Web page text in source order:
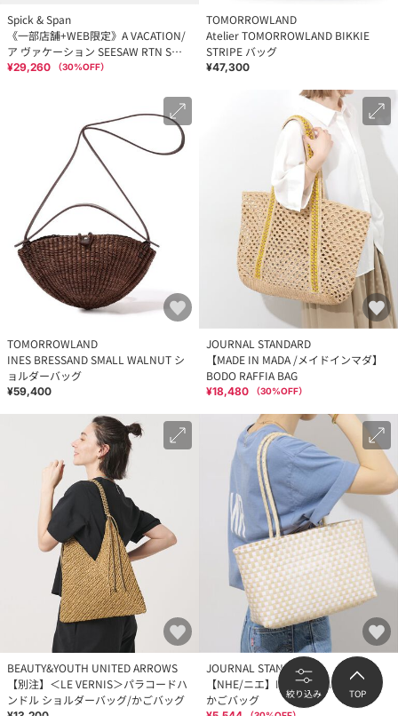
Spick & Span
《一部店舗+WEB限定》A VACATION/
ア ヴァケーション SEESAW RTN S
OFF WHITE
¥29,260 （30%OFF）
TOMORROWLAND
Atelier TOMORROWLAND BIKKIE
STRIPE バッグ
¥47,300
TOMORROWLAND
INES BRESSAND SMALL WALNUT シ
ョルダーバッグ
¥59,400
JOURNAL STANDARD
【MADE IN MADA /メイドインマダ】
BODO RAFFIA BAG
¥18,480 （30%OFF）
BEAUTY&YOUTH UNITED ARROWS
【別注】＜LE VERNIS＞パラコードハ
ンドル ショルダーバッグ/かごバッグ
¥13,200
JOURNAL STANDARD
【NHE/ニエ】NGANG LONG HAND：
かごバッグ
¥5,544 （30%OFF）
絞り込み TOP